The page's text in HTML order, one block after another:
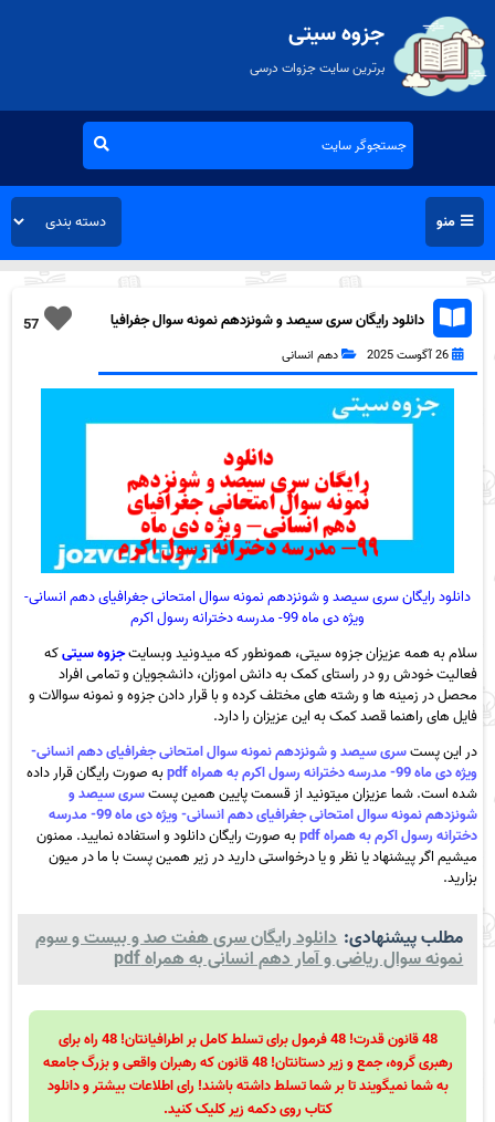
جزوه سیتی
برترین سایت جزوات درسی
منو
57
دانلود رایگان سری سیصد و شونزدهم نمونه سوال جفرافیا
دهم انسانی به همراه pdf 26 آگوست 2025 دهم انسانی
دانلود رایگان سری سیصد و شونزدهم نمونه سوال امتحانی جغرافیای دهم انسانی-
ویژه دی ماه 99- مدرسه دخترانه رسول اکرم
سلام به همه عزیزان جزوه سیتی، همونطور که میدونید وبسایتجزوه سیتیکه
فعالیت خودش رو در راستای کمک به دانش اموزان، دانشجویان و تمامی افراد
محصل در زمینه ها و رشته های مختلف کرده و با قرار دادن جزوه و نمونه سوالات و
فایل های راهنما قصد کمک به این عزیزان را دارد.
در این پستسری سیصد و شونزدهم نمونه سوال امتحانی جغرافیای دهم انسانی-
ویژه دی ماه 99- مدرسه دخترانه رسول اکرم به همراه pdf
به صورت رایگان قرار داده
شده است. شما عزیزان میتونید از قسمت پایین همین پستسری سیصد و
شونزدهم نمونه سوال امتحانی جغرافیای دهم انسانی- ویژه دی ماه 99- مدرسه
دخترانه رسول اکرم به همراه pdf
به صورت رایگان دانلود و استفاده نمایید. ممنون
میشیم اگر پیشنهاد یا نظر و یا درخواستی دارید در زیر همین پست با ما در میون
بزارید.
مطلب پیشنهادی: دانلود رایگان سری هفت صد و بیست و سوم
نمونه سوال ریاضی و آمار دهم انسانی به همراه pdf
48 قانون قدرت! 48 فرمول برای تسلط کامل بر اطرافیانتان! 48 راه برای
رهبری گروه، جمع و زیر دستانتان! 48 قانون که رهبران واقعی و بزرگ جامعه
به شما نمیگویند تا بر شما تسلط داشته باشند! رای اطلاعات بیشتر و دانلود
کتاب روی دکمه زیر کلیک کنید.